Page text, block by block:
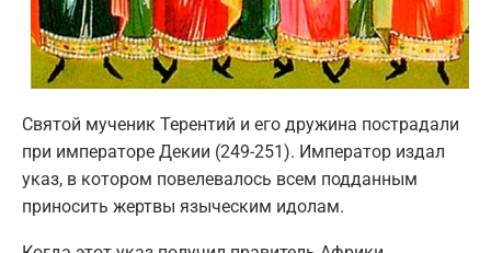
Святой мученик Терентий и его дружина пострадали
при императоре Декии (249-251). Император издал
указ, в котором повелевалось всем подданным
приносить жертвы языческим идолам.